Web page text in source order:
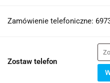
Zamówienie telefoniczne:
Zostaw telefon